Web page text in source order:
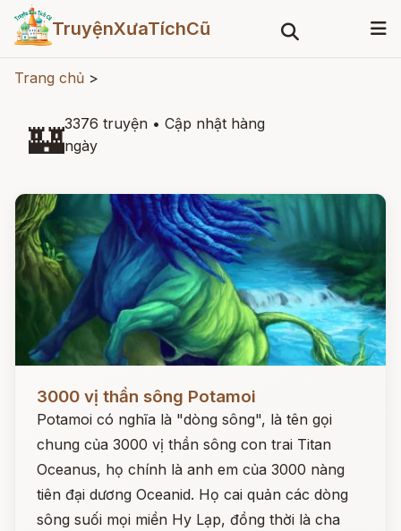
TruyệnXưaTíchCũ
Trang chủ >
🏰3376 truyện • Cập nhật hàng
ngày
3000 vị thần sông Potamoi
Potamoi có nghĩa là "dòng sông", là tên gọi
chung của 3000 vị thần sông con trai Titan
Oceanus, họ chính là anh em của 3000 nàng
tiên đại dương Oceanid. Họ cai quản các dòng
sông suối mọi miền Hy Lạp, đồng thời là cha